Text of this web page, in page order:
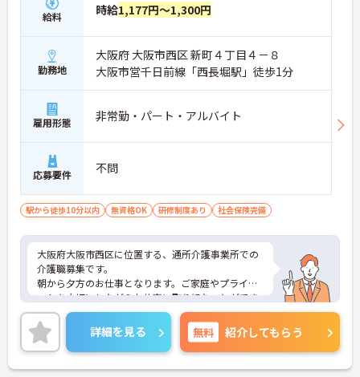
給料 時給1,177円～1,300円
勤務地
大阪府 大阪市西区 新町４丁目４－８
大阪市営千日前線「西長堀駅」徒歩1分
雇用形態 非常勤・パート・アルバイト
応募要件 不問
駅から徒歩10分以内 無資格OK 研修制度あり 社会保険完備
大阪府大阪市西区に位置する、通所介護事業所での
介護職募集です。
朝から夕方のお仕事となります。ご家庭やプライベ
ートを大切にしながらお仕事に取り組むことができ
ます。
徒歩約1分の好立地！アクセス抜群です。
ご興味ある方には、面接対策ポイントなど、さらに
詳細をお話しいたしますのでお気軽にご相談くださ
い。
詳細を見る 無料 紹介してもらう